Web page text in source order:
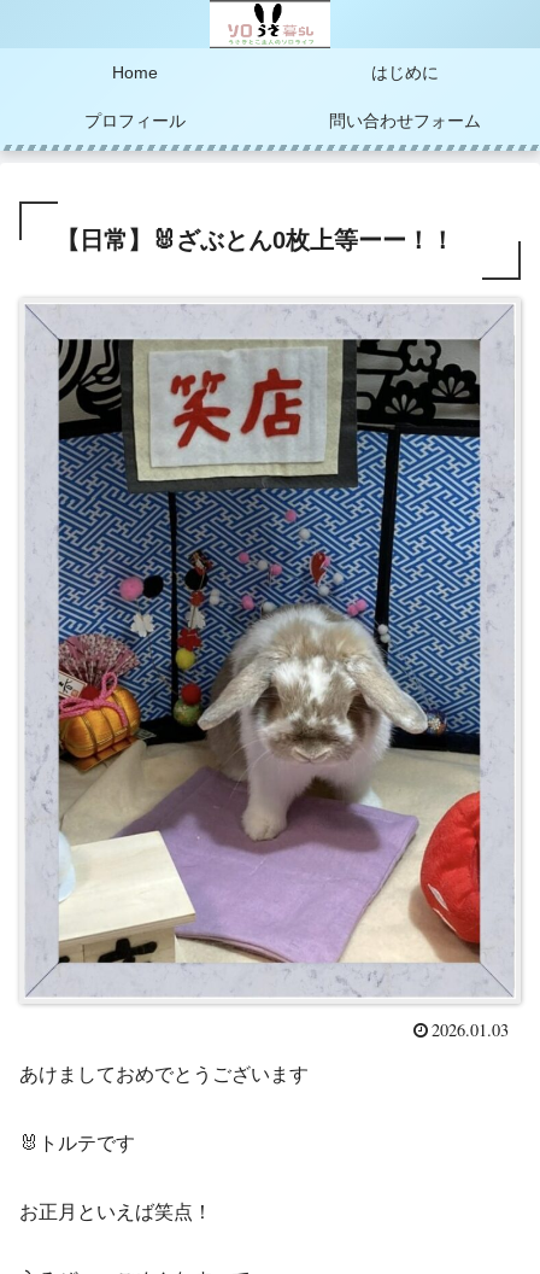
Home はじめに
プロフィール 問い合わせフォーム
【日常】🐰ざぶとん0枚上等ーー！！
2026.01.03
あけましておめでとうございます
🐰トルテです
お正月といえば笑点！